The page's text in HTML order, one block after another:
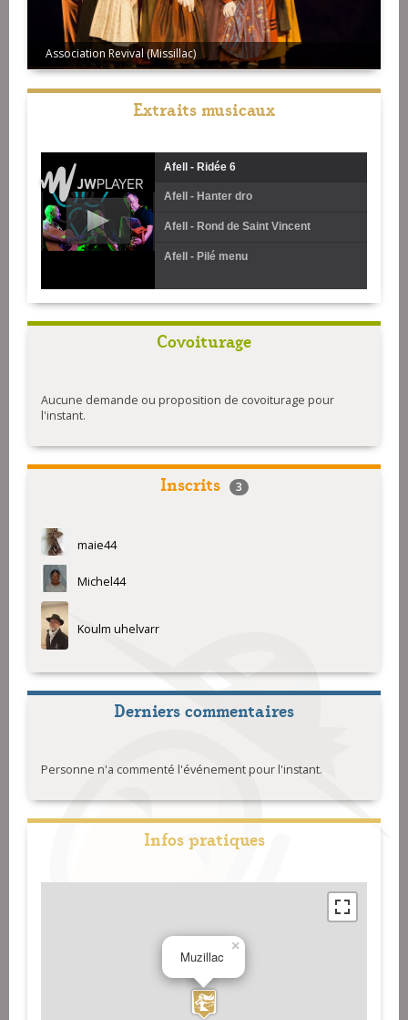
Afell
Association Revival (Missillac)
Extraits musicaux
Afell - Ridée 6
Afell - Hanter dro
Afell - Rond de Saint Vincent
Afell - Pilé menu
Covoiturage
Aucune demande ou proposition de covoiturage pour
l'instant.
Inscrits 3
maie44
Michel44
Koulm uhelvarr
Derniers commentaires
Personne n'a commenté l'événement pour l'instant.
Infos pratiques
Muzillac
×